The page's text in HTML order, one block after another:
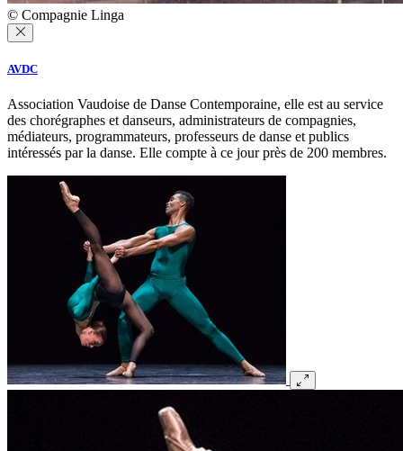
© Compagnie Linga
AVDC
Association Vaudoise de Danse Contemporaine, elle est au service
des chorégraphes et danseurs, administrateurs de compagnies,
médiateurs, programmateurs, professeurs de danse et publics
intéressés par la danse. Elle compte à ce jour près de 200 membres.